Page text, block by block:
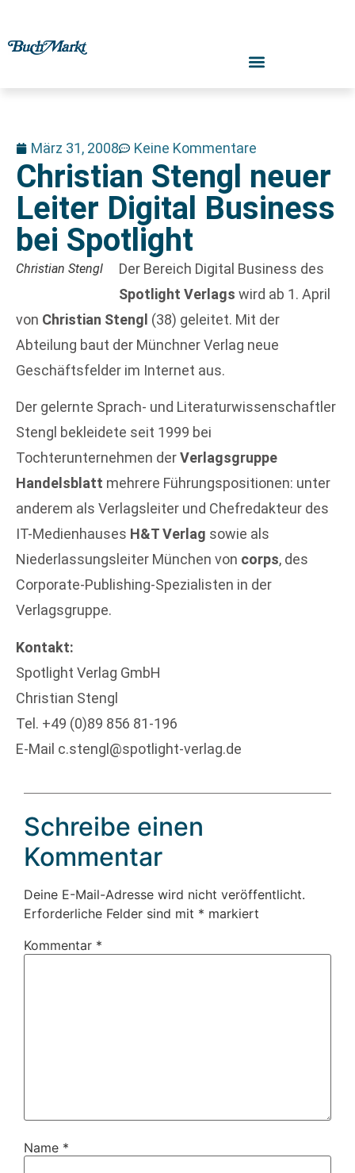
März 31, 2008 Keine Kommentare
Christian Stengl neuer
Leiter Digital Business
bei Spotlight
Christian Stengl
Der Bereich Digital Business des
Spotlight Verlags wird ab 1. April
von Christian Stengl (38) geleitet. Mit der
Abteilung baut der Münchner Verlag neue
Geschäftsfelder im Internet aus.
Der gelernte Sprach- und Literaturwissenschaftler
Stengl bekleidete seit 1999 bei
Tochterunternehmen derVerlagsgruppe
Handelsblatt mehrere Führungspositionen: unter
anderem als Verlagsleiter und Chefredakteur des
IT-Medienhauses H&T Verlag sowie als
Niederlassungsleiter München von corps, des
Corporate-Publishing-Spezialisten in der
Verlagsgruppe.
Kontakt:
Spotlight Verlag GmbH
Christian Stengl
Tel. +49 (0)89 856 81-196
E-Mail c.stengl@spotlight-verlag.de
Schreibe einen
Kommentar
Deine E-Mail-Adresse wird nicht veröffentlicht.
Erforderliche Felder sind mit * markiert
Kommentar *
Name *